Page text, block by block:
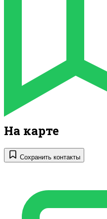
На карте
Сохранить контакты